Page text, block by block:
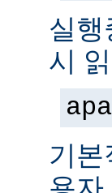
실행
시
기본